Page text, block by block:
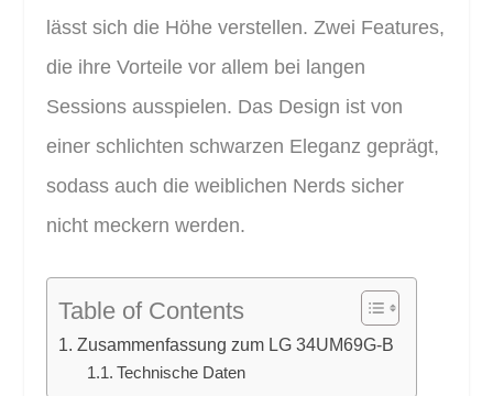
lässt sich die Höhe verstellen. Zwei Features,
die ihre Vorteile vor allem bei langen
Sessions ausspielen. Das Design ist von
einer schlichten schwarzen Eleganz geprägt,
sodass auch die weiblichen Nerds sicher
nicht meckern werden.
Table of Contents
Zusammenfassung zum LG 34UM69G-B
Technische Daten